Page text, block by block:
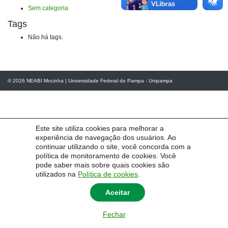
Este site utiliza cookies para melhorar a
experiência de navegação dos usuários. Ao
continuar utilizando o site, você concorda com a
política de monitoramento de cookies. Você
pode saber mais sobre quais cookies são
utilizados na Política de cookies
Aceitar
Fechar
Sem categoria
Tags
Não há tags.
© 2026 NEABI Mocinha Universidade Federal do Pampa - Unipampa